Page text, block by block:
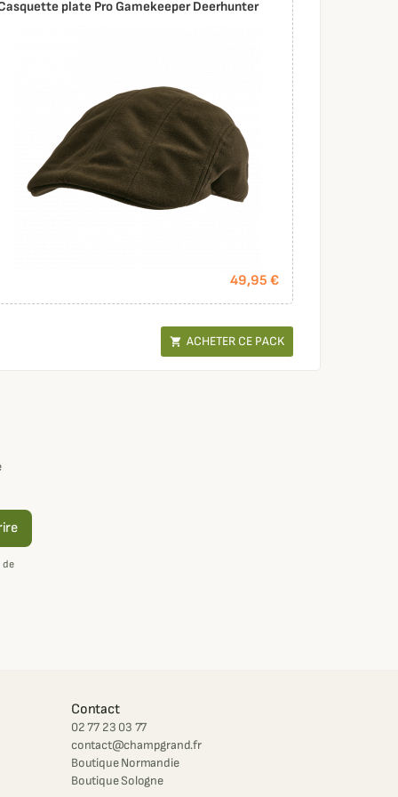
plate Pro Gamekeeper Deerhunter
49,95 €
 ACHETER CE PACK
de
Contact
02 77 23 03 77
contact@champgrand.fr
Boutique Normandie
Boutique Sologne